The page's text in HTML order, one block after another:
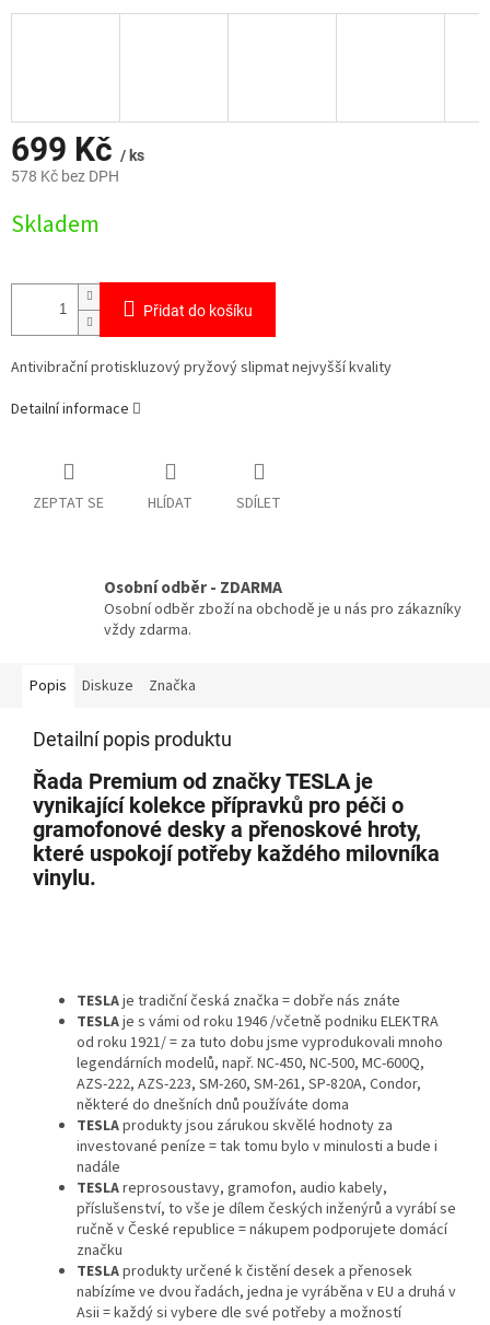
699 Kč / ks
578 Kč bez DPH
cena:
Skladem
Přidat do košíku
Antivibrační protiskluzový pryžový slipmat nejvyšší kvality
Detailní informace
ZEPTAT SE HLÍDAT SDÍLET
Osobní odběr - ZDARMA
Osobní odběr zboží na obchodě je u nás pro zákazníky
vždy zdarma.
Popis Diskuze Značka
Detailní popis produktu
Řada Premium od značky TESLA je
vynikající kolekce přípravků pro péči o
gramofonové desky a přenoskové hroty,
které uspokojí potřeby každého milovníka
vinylu.
TESLAje tradiční česká značka = dobře nás znáte
TESLAje s vámi od roku 1946 /včetně podniku ELEKTRA
od roku 1921/ = za tuto dobu jsme vyprodukovali mnoho
legendárních modelů, např. NC-450, NC-500, MC-600Q,
AZS-222, AZS-223, SM-260, SM-261, SP-820A, Condor,
některé do dnešních dnů používáte doma
TESLAprodukty jsou zárukou skvělé hodnoty za
investované peníze = tak tomu bylo v minulosti a bude i
nadále
TESLAreprosoustavy, gramofon, audio kabely,
příslušenství, to vše je dílem českých inženýrů a vyrábí se
ručně v České republice = nákupem podporujete domácí
značku
TESLAprodukty určené k čistění desek a přenosek
nabízíme ve dvou řadách, jedna je vyráběna v EU a druhá v
Asii = každý si vybere dle své potřeby a možností